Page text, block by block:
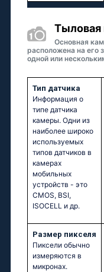
Тыловая
Основная
расположена на его
одной или
Тип датчика
Информация о
типе датчика
камеры. Одни из
наиболее широко
используемых
типов датчиков в
камерах
мобильных
устройств - это
CMOS, BSI,
ISOCELL и др.
Размер пикселя
Пиксели обычно
измеряются в
микронах.